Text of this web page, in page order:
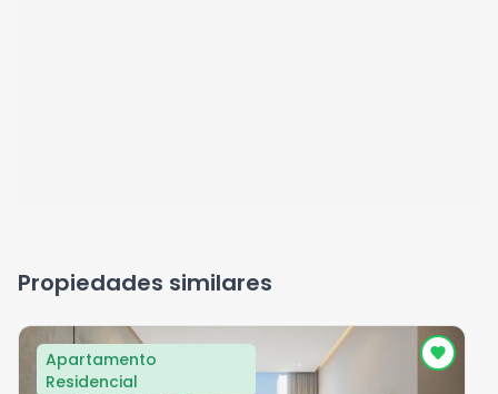
Propiedades similares
Apartamento
Residencial